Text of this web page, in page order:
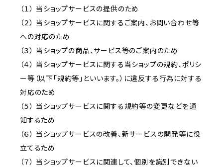
（１） 当ショップサービスの提供のため
（２） 当ショップサービスに関するご案内、お問い合わせ等
への対応のため
（３） 当ショップの商品、サービス等のご案内のため
（４） 当ショップサービスに関する当ショップの規約、ポリシ
ー等（以下「規約等」といいます。）に違反する行為に対する
対応のため
（５） 当ショップサービスに関する規約等の変更などを通
知するため
（６） 当ショップサービスの改善、新サービスの開発等に役
立てるため
（７） 当ショップサービスに関連して、個別を識別できない